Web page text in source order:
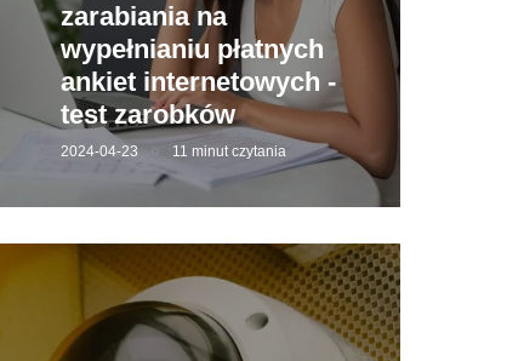
zarabiania na
wypełnianiu płatnych
ankiet internetowych -
test zarobków
2024-04-23 11 minut czytania